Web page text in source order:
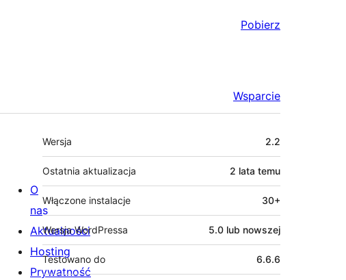
Pobierz
Wsparcie
Meta
Wersja 2.2
Ostatnia aktualizacja 2 lata temu
Włączone instalacje 30+
Wersja WordPressa 5.0 lub nowszej
Testowano do 6.6.6
O
nas
Aktualności
Hosting
Prywatność